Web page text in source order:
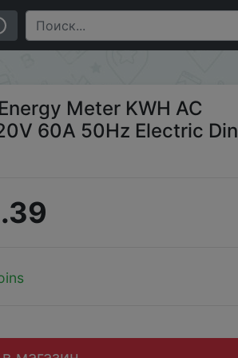
Meter KWH AC
60A 50Hz Electric Din